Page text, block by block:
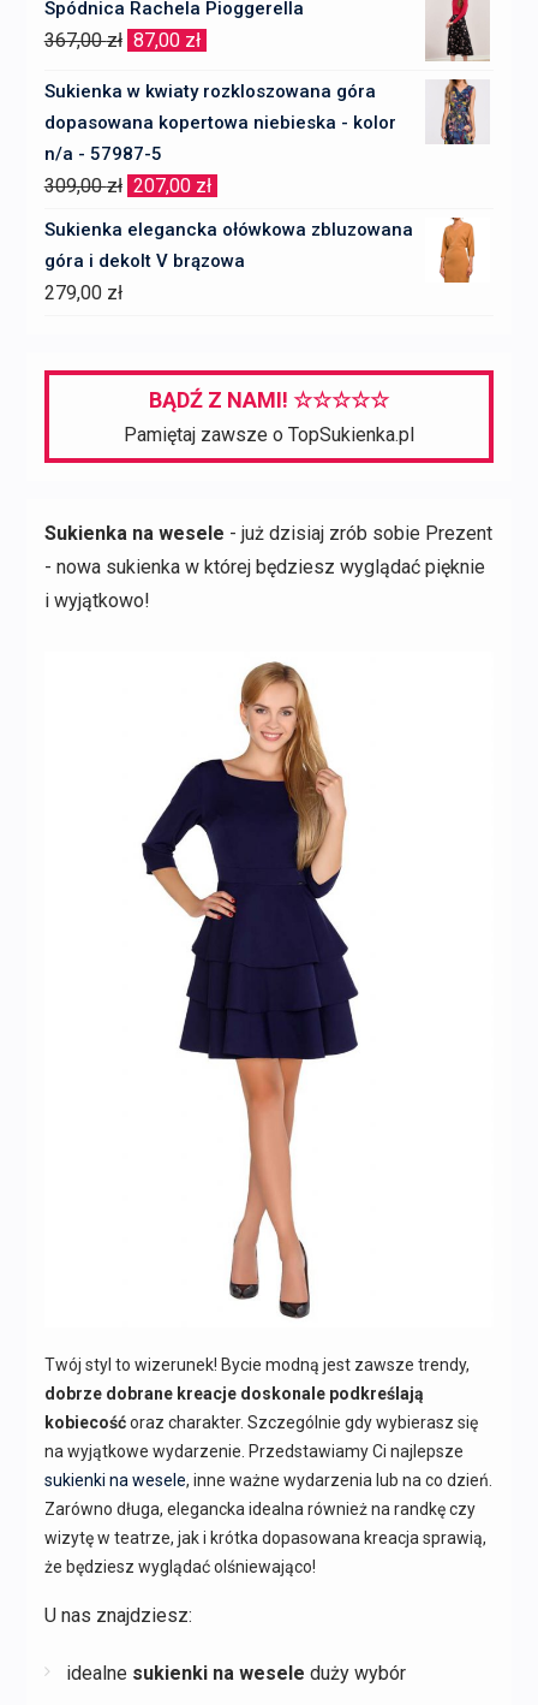
wynosiła:
497,00 zł.
wynosi:
Spódnica Rachela Pioggerella
367,00zł Pierwotna
wynosiła:
87,00 zł
Sukienka w kwiaty rozkloszowana góra
dopasowana kopertowa niebieska - kolor
n/a - 57987-5
309,00zł Pierwotna
cena
wynosiła:
207,00 zł
cena
wynosi:
Sukienka elegancka ołówkowa zbluzowana
góra i dekolt V brązowa
279,00 zł
BĄDŹ Z NAMI! ☆☆☆☆☆
Pamiętaj zawsze o TopSukienka.pl
Sukienka na wesele - już dzisiaj zrób sobie Prezent
- nowa sukienka w której będziesz wyglądać pięknie
i wyjątkowo!
Twój styl to wizerunek! Bycie modną jest zawsze trendy,
dobrze dobrane kreacje doskonale podkreślają
kobiecośćoraz charakter. Szczególnie gdy wybierasz się
na wyjątkowe wydarzenie. Przedstawiamy Ci najlepsze
sukienki na wesele, inne ważne wydarzenia lub na co dzień.
Zarówno długa, elegancka idealna również na randkę czy
wizytę w teatrze, jak i krótka dopasowana kreacja sprawią,
że będziesz wyglądać olśniewająco!
U nas znajdziesz:
idealne sukienki na wesele duży wybór